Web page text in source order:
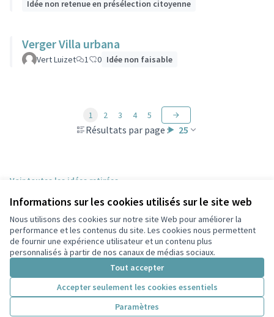
Informations sur les cookies utilisés sur le site web
Nous utilisons des cookies sur notre site Web pour améliorer la
performance et les contenus du site. Les cookies nous permettent
de fournir une expérience utilisateur et un contenu plus
personnalisés à partir de nos canaux de médias sociaux.
Tout accepter
Accepter seulement les cookies essentiels
Paramètres
Idée non retenue en présélection citoyenne
Verger Villa urbana
Vert Luizet 1 0 Idée non faisable
Résultats par page : 25
1 2 3 4 5
Voir toutes les idées retirées
Conditions d'utilisation
Paramètres des cookies
Participez Villeurbanne sur X
(Lien externe)
Participez Villeurbanne sur Facebook
Participez Villeurbanne sur Instagram
Participez Villeurbanne sur YouTube
(Lien externe)
Site réalisé grâce aulogiciel libre Decidim .
Licence
(Lien